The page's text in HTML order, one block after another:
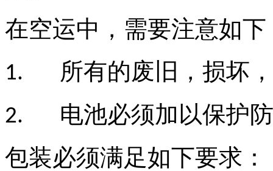
在空运中，需要注意如下
1. 所有的废旧，损坏
2.
电池必须加以保护
包装必须满足如下要求：